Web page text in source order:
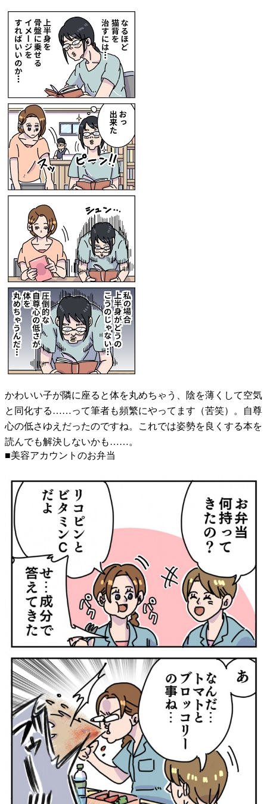
かわいい子が隣に座ると体を丸めちゃう、陰を薄くして空気
と同化する……って筆者も頻繁にやってます（苦笑）。自尊
心の低さゆえだったのですね。これでは姿勢を良くする本を
読んでも解決しないかも……。
■美容アカウントのお弁当